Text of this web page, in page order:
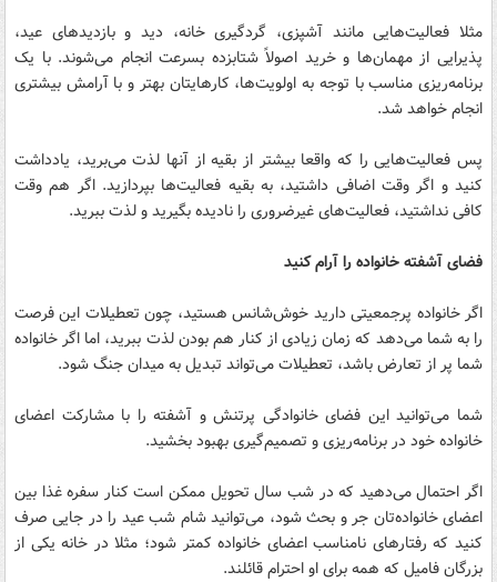
مثلا فعالیت‌هایی مانند آشپزی، گردگیری خانه، دید و بازدیدهای عید،
پذیرایی از مهمان‌ها و خرید اصولاً شتابزده بسرعت انجام می‌شوند. با یک
برنامه‌ریزی مناسب با توجه به اولویت‌ها، کارهایتان بهتر و با آرامش بیشتری
انجام خواهد شد.
پس فعالیت‌هایی را که واقعا بیشتر از بقیه از آنها لذت می‌برید، یادداشت
کنید و اگر وقت اضافی داشتید، به بقیه فعالیت‌ها بپردازید. اگر هم وقت
کافی نداشتید، فعالیت‌های غیرضروری را نادیده بگیرید و لذت ببرید.
فضای آشفته خانواده را آرام کنید
اگر خانواده پرجمعیتی دارید خوش‌شانس هستید، چون تعطیلات این فرصت
را به شما می‌دهد که زمان زیادی از کنار هم بودن لذت ببرید، اما اگر خانواده
شما پر از تعارض باشد، تعطیلات می‌تواند تبدیل به میدان جنگ شود.
شما می‌توانید این فضای خانوادگی پرتنش و آشفته را با مشارکت اعضای
خانواده خود در برنامه‌ریزی و تصمیم‌گیری بهبود بخشید.
اگر احتمال می‌دهید که در شب سال تحویل ممکن است کنار سفره غذا بین
اعضای خانواده‌تان جر و بحث شود، می‌توانید شام شب عید را در جایی صرف
کنید که رفتارهای نامناسب اعضای خانواده کمتر شود؛ مثلا در خانه یکی از
بزرگان فامیل که همه برای او احترام قائلند.